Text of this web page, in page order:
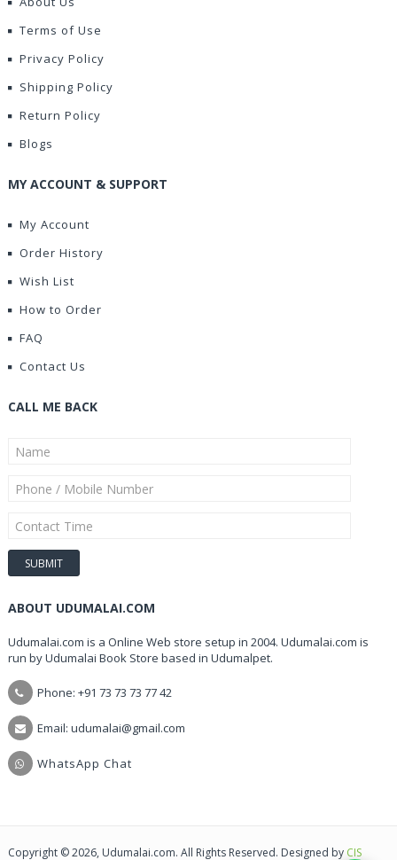
Terms of Use
Privacy Policy
Shipping Policy
Return Policy
Blogs
MY ACCOUNT & SUPPORT
My Account
Order History
Wish List
How to Order
FAQ
Contact Us
CALL ME BACK
ABOUT UDUMALAI.COM
Udumalai.com is a Online Web store setup in 2004. Udumalai.com is
run by Udumalai Book Store based in Udumalpet.
Phone: +91 73 73 73 77 42
Email: udumalai@gmail.com
WhatsApp Chat
Copyright © 2026, Udumalai.com. All Rights Reserved. Designed by CIS